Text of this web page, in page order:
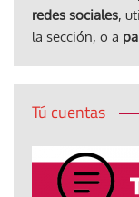
redes sociales,
la sección, o a
Tú cuentas